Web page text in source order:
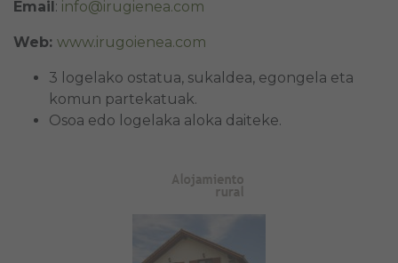
Email: info@irugienea.com
Web: www.irugoienea.com
3 logelako ostatua, sukaldea, egongela eta
komun partekatuak.
Osoa edo logelaka aloka daiteke.